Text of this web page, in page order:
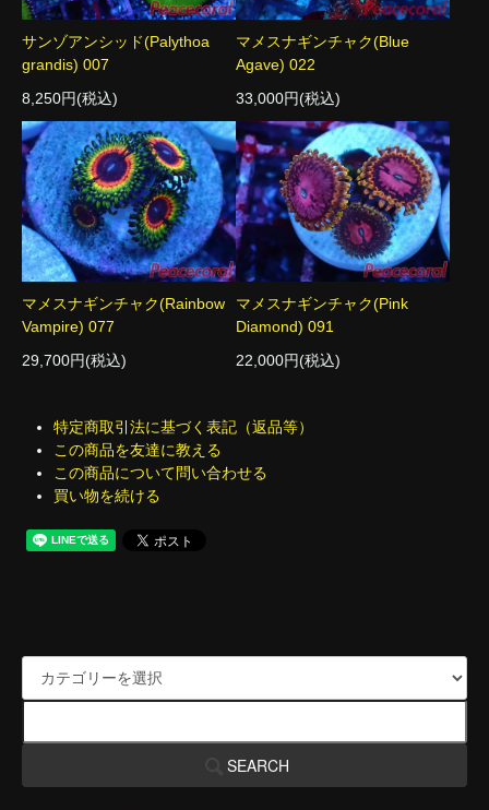
サンゾアンシッド(Palythoa
grandis) 007
8,250円(税込)
マメスナギンチャク(Blue
Agave) 022
33,000円(税込)
マメスナギンチャク(Rainbow
Vampire) 077
29,700円(税込)
マメスナギンチャク(Pink
Diamond) 091
22,000円(税込)
特定商取引法に基づく表記（返品等）
この商品を友達に教える
この商品について問い合わせる
買い物を続ける
SEARCH